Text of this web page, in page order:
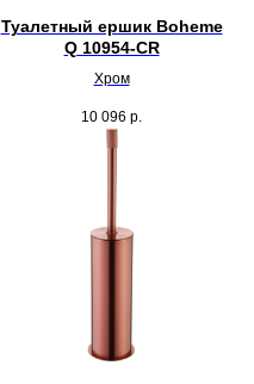
Туалетный ершик Boheme
Q 10954-CR
Хром
10 096 р.